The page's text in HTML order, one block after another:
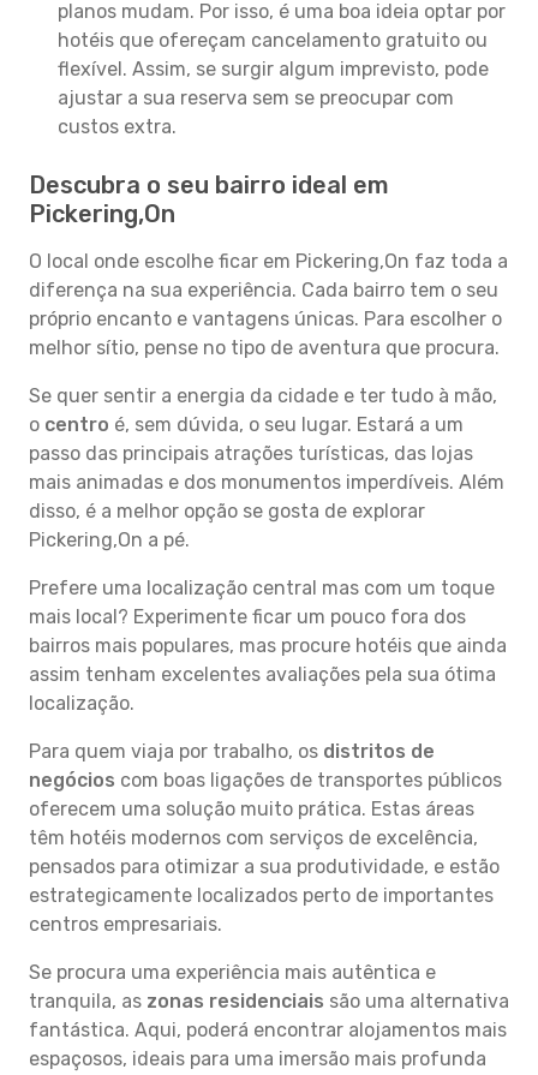
planos mudam. Por isso, é uma boa ideia optar por
hotéis que ofereçam cancelamento gratuito ou
flexível. Assim, se surgir algum imprevisto, pode
ajustar a sua reserva sem se preocupar com
custos extra.
Descubra o seu bairro ideal em
Pickering,On
O local onde escolhe ficar em Pickering,On faz toda a
diferença na sua experiência. Cada bairro tem o seu
próprio encanto e vantagens únicas. Para escolher o
melhor sítio, pense no tipo de aventura que procura.
Se quer sentir a energia da cidade e ter tudo à mão,
o centro é, sem dúvida, o seu lugar. Estará a um
passo das principais atrações turísticas, das lojas
mais animadas e dos monumentos imperdíveis. Além
disso, é a melhor opção se gosta de explorar
Pickering,On a pé.
Prefere uma localização central mas com um toque
mais local? Experimente ficar um pouco fora dos
bairros mais populares, mas procure hotéis que ainda
assim tenham excelentes avaliações pela sua ótima
localização.
Para quem viaja por trabalho, os distritos de
negócios com boas ligações de transportes públicos
oferecem uma solução muito prática. Estas áreas
têm hotéis modernos com serviços de excelência,
pensados para otimizar a sua produtividade, e estão
estrategicamente localizados perto de importantes
centros empresariais.
Se procura uma experiência mais autêntica e
tranquila, as zonas residenciais são uma alternativa
fantástica. Aqui, poderá encontrar alojamentos mais
espaçosos, ideais para uma imersão mais profunda